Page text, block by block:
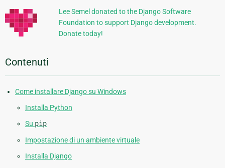
Lee Semel donated to the Django Software
Foundation to support Django development.
Donate today!
Contenuti
Come installare Django su Windows
Installa Python
Su pip
Impostazione di un ambiente virtuale
Installa Django